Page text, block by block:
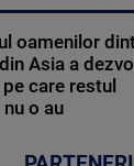
oamenilor
Asia a
care restul
o au